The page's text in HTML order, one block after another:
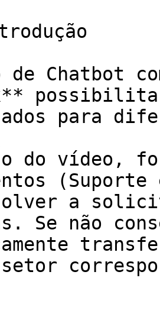
de Chatbot
possibilita
para
do vídeo,
a
Se não